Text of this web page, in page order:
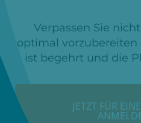
Verpassen Sie
optimal vorzubereiten
ist begehrt und die
JETZT FÜR